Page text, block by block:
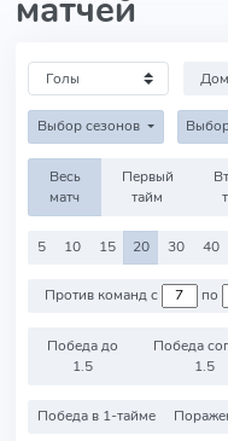
матчей
Выбор сезонов
Весь
матч
Первый
тайм
5 10 15 20 30 40
Против команд с по
Победа до
1.5
Победа
1.5
Победа в 1-тайме